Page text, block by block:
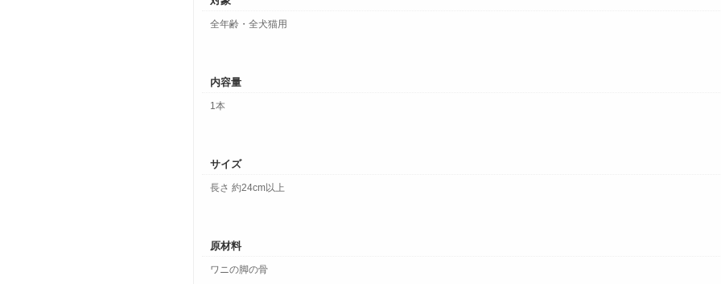
全年齢・全犬猫用
内容量
1本
サイズ
長さ 約24cm以上
原材料
ワニの脚の骨